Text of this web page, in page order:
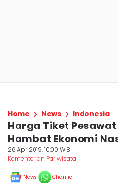
Home News Indonesia
Harga Tiket
Hambat Ekonomi
26 Apr 2019, 10:00 WIB
Kementerian Pariwisata
News Channel